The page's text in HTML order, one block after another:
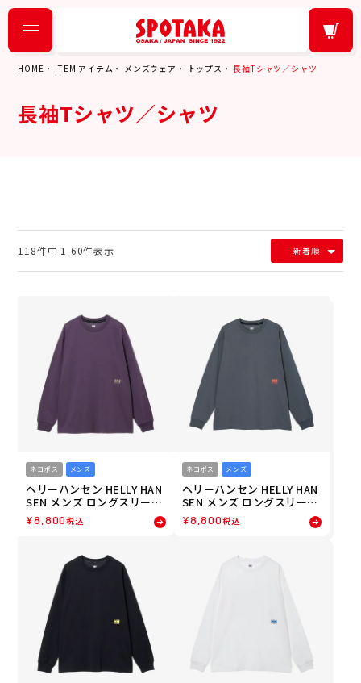
HOME ITEM アイテム メンズウェア トップス 長袖Tシャツ／シャツ
長袖Tシャツ／シャツ
新着順
118件中 1-60件表示
ネコポス メンズ
ヘリーハンセン HELLY HAN
SEN メンズ ロングスリーブ
セブンロゴズティー 長袖 ロ
ンT HME32661-NT 26FW
¥8,800税込
ネコポス メンズ
ヘリーハンセン HELLY HAN
SEN メンズ ロングスリーブ
セブンロゴズティー 長袖 ロ
ンT HME32661-KZ 26FW 秋
¥8,800税込